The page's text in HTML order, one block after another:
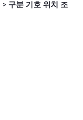
> 구분 기호 위치 조